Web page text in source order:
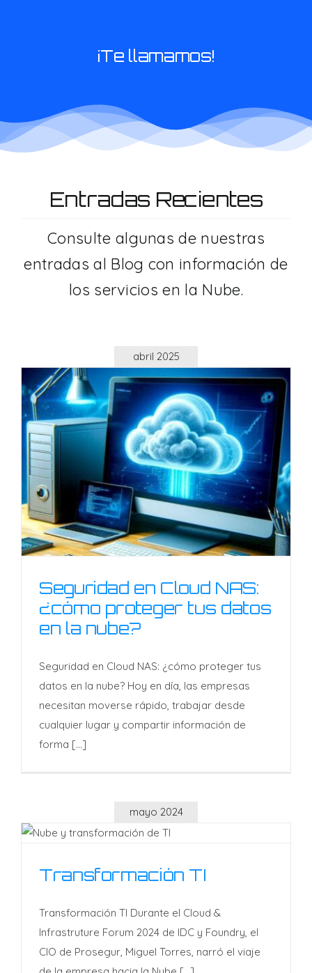
¡Te llamamos!
Entradas Recientes
Consulte algunas de nuestras
entradas al Blog con información de
los servicios en la Nube.
abril 2025
¿cómo proteger tus datos
en la nube?
Seguridad en Cloud NAS:
¿cómo proteger tus datos
en la nube?
Seguridad en Cloud NAS: ¿cómo proteger tus
datos en la nube? Hoy en día, las empresas
necesitan moverse rápido, trabajar desde
cualquier lugar y compartir información de
forma [...]
mayo 2024
Transformación TI
Transformación TI
Transformación TI Durante el Cloud &
Infrastruture Forum 2024 de IDC y Foundry, el
CIO de Prosegur, Miguel Torres, narró el viaje